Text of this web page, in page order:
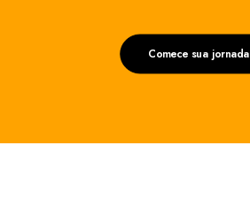
Comece sua jornada